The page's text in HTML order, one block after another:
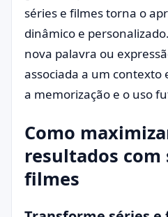
séries e filmes torna o
dinâmico e
nova palavra ou
associada a um
a memorização e o uso
Como
resultados com
filmes